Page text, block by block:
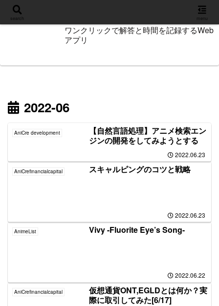
ワンクリックで解答と時間を記録するWeb
アプリ
2022-06
AniCre development
【自然言語処理】アニメ検索エン
ジンの開発をしてみようとする
2022.06.23
AniCrefinancialcapital スキャルピングのコツと戦略
2022.06.23
AnimeList Vivy -Fluorite Eye’s Song-
2022.06.22
AniCrefinancialcapital
仮想通貨ONT,EGLDとは何か？実
際に取引してみた[6/17]
search menu